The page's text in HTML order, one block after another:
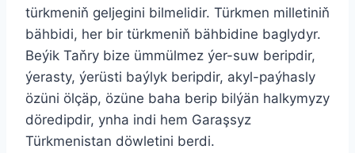
türkmeniň geljegini bilmelidir. Türkmen milletiniň
bähbidi, her bir türkmeniň bähbidine baglydyr.
Beýik Taňry bize ümmülmez ýer-suw beripdir,
ýerasty, ýerüsti baýlyk beripdir, akyl-paýhasly
özüni ölçäp, özüne baha berip bilýän halkymyzy
döredipdir, ynha indi hem Garaşsyz
Türkmenistan döwletini berdi.